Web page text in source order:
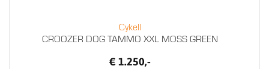
Cykell
CROOZER DOG TAMMO XXL MOSS GREEN
€ 1.250,-